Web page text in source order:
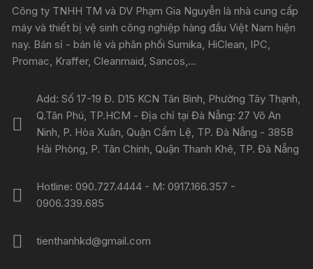
Công ty TNHH TM và DV Phạm Gia Nguyễn là nhà cung cấp
máy và thiết bị vệ sinh công nghiệp hàng đầu Việt Nam hiện
nay. Bán sỉ - bán lẻ và phân phối Sumika, HiClean, IPC,
Promac, Kraffer, Cleanmaid, Sancos,...
Add: Số 17-19 Đ. D15 KCN Tân Bình, Phường Tây Thạnh,
Q.Tân Phú, TP.HCM - Địa chỉ tại Đà Nẵng: 27 Võ An
Ninh, P. Hòa Xuân, Quận Cẩm Lệ, TP. Đà Nẵng - 385B
Hải Phòng, P. Tân Chính, Quận Thanh Khê, TP. Đà Nẵng
Hotline: 090.727.4444 - M: 0917.166.357 -
0906.339.685
tienthanhkd@gmail.com